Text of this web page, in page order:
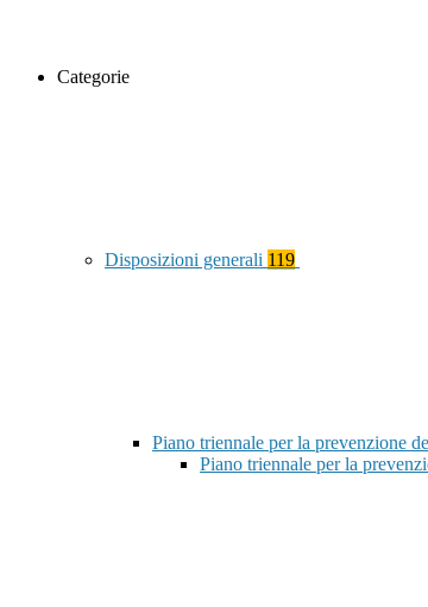
Categorie
Disposizioni generali 119
Piano triennale per la prevenzione
Piano triennale per la